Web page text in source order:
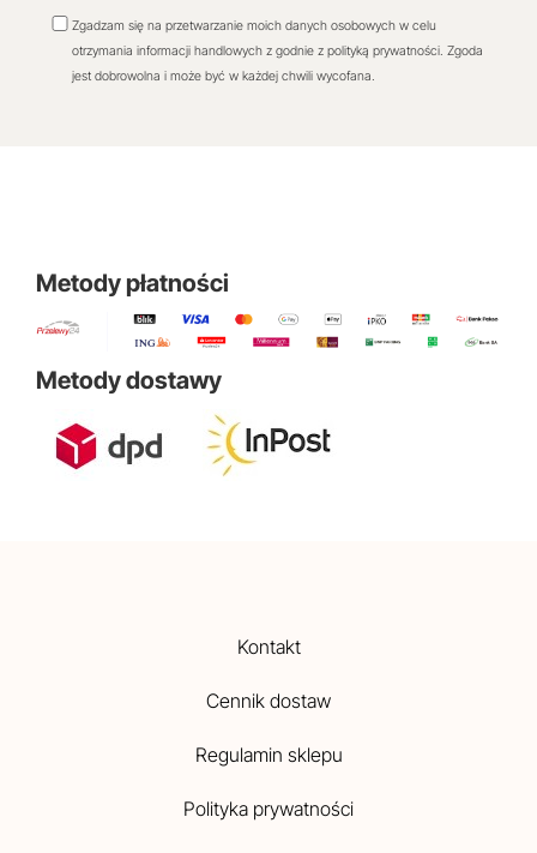
Zgadzam się na przetwarzanie moich danych osobowych w celu
otrzymania informacji handlowych z godnie z polityką prywatności. Zgoda
jest dobrowolna i może być w każdej chwili wycofana.
Metody płatności
Metody dostawy
Kontakt
Cennik dostaw
Regulamin sklepu
Polityka prywatności